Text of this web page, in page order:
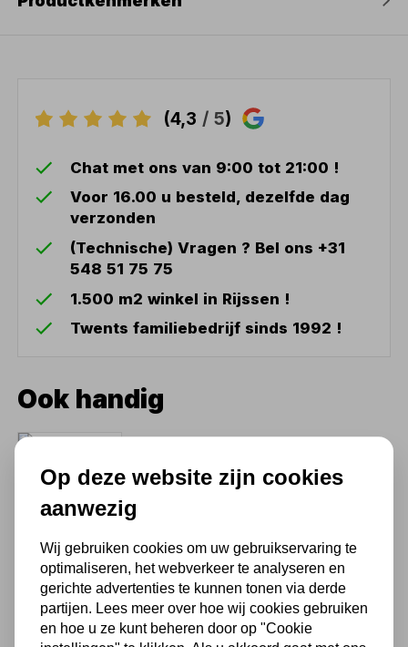
(4,3 / 5)
Chat met ons van 9:00 tot 21:00 !
Voor 16.00 u besteld, dezelfde dag
verzonden
(Technische) Vragen ? Bel ons +31
548 51 75 75
1.500 m2 winkel in Rijssen !
Twents familiebedrijf sinds 1992 !
Ook handig
Op deze website zijn cookies
aanwezig
Wij gebruiken cookies om uw gebruikservaring te
optimaliseren, het webverkeer te analyseren en
gerichte advertenties te kunnen tonen via derde
partijen. Lees meer over hoe wij cookies gebruiken
en hoe u ze kunt beheren door op "Cookie